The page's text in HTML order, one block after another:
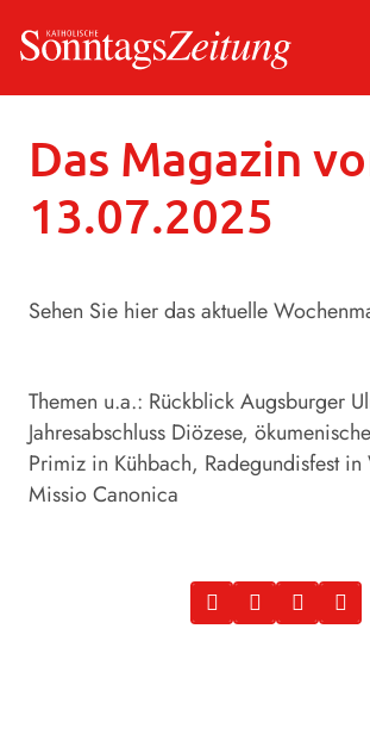
Sonntag, 13.07.2025, 18:30 Uhr
Das Magazin
13.07.2025
Sehen Sie hier das aktuelle
Themen u.a.: Rückblick Augsburger
Jahresabschluss Diözese,
Primiz in Kühbach, Radegundisfest
Missio Canonica